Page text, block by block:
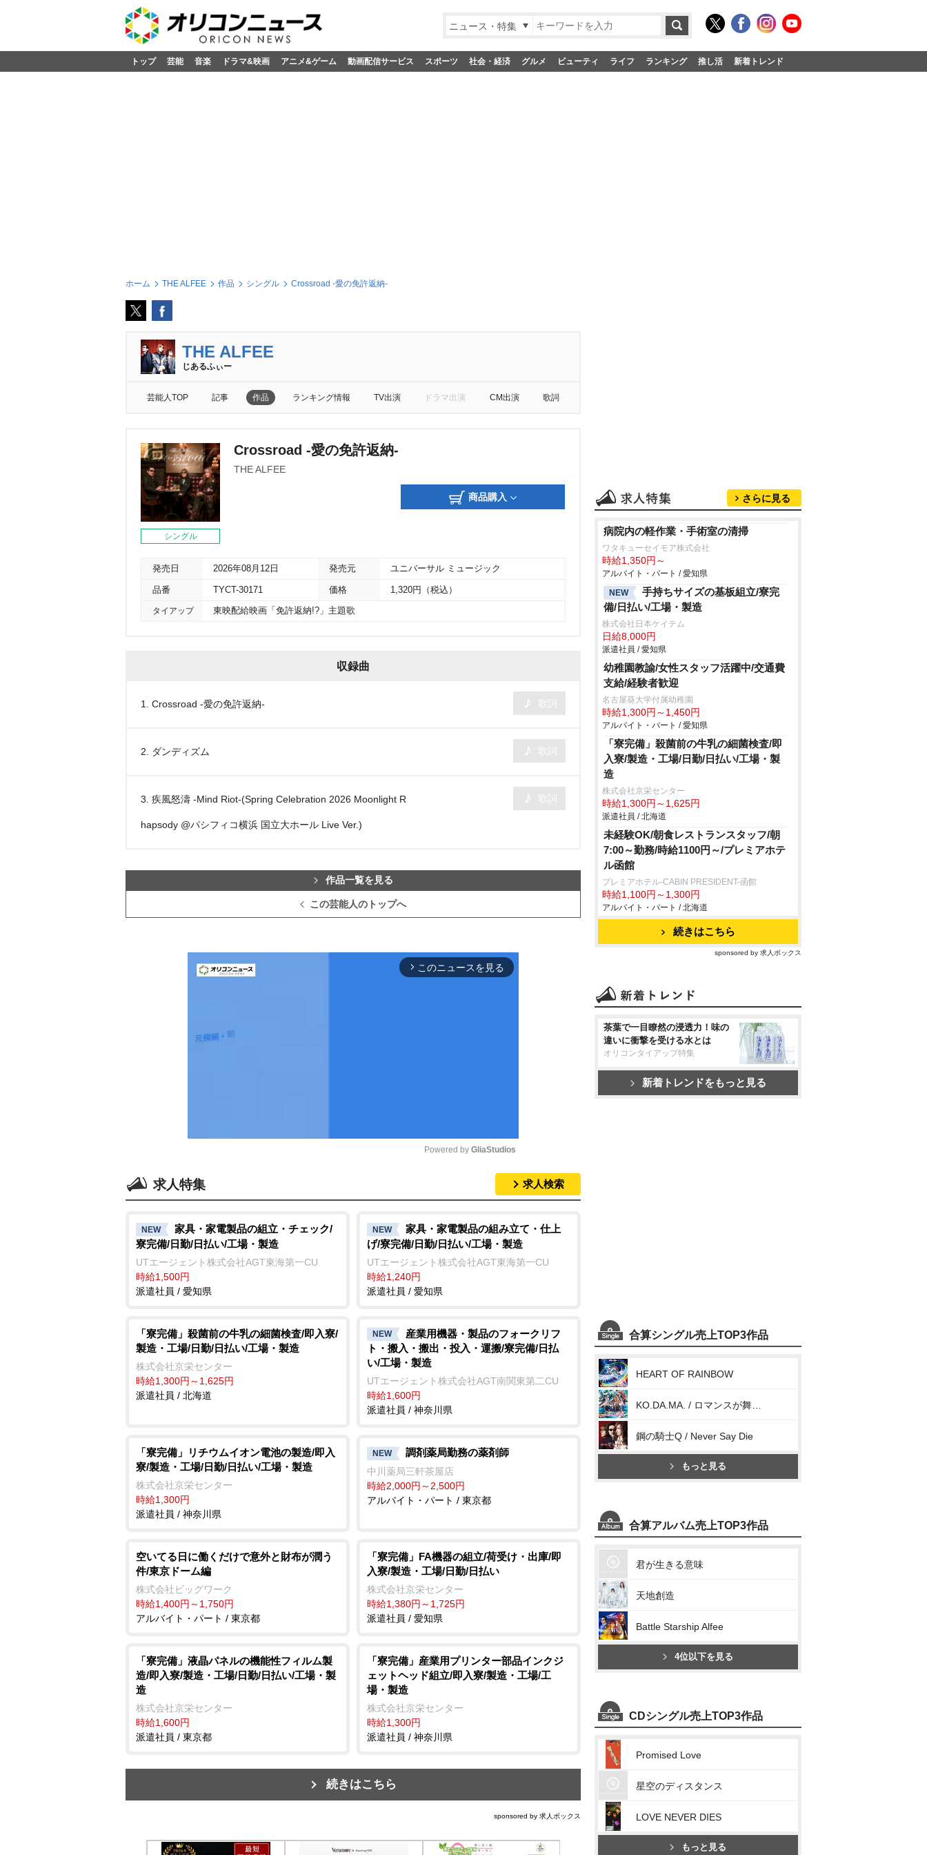
ニュース・特集
トップ 芸能 音楽 ドラマ&映画 アニメ&ゲーム 動画配信サービス スポーツ 社会・経済 グルメ ビューティ ライフ ランキング 推し活 新着トレンド
ホーム THE ALFEE 作品 シングル Crossroad -愛の免許返納-
THE ALFEE
じあるふぃー
芸能人TOP 記事 作品 ランキング情報 TV出演 ドラマ出演 CM出演 歌詞
シングル
Crossroad -愛の免許返納-
THE ALFEE
商品購入
発売日 2026年08月12日 発売元 ユニバーサル ミュージック
品番 TYCT-30171 価格 1,320円（税込）
タイアップ 東映配給映画「免許返納!?」主題歌
収録曲
1. Crossroad -愛の免許返納-
2. ダンディズム
3. 疾風怒濤 -Mind Riot-(Spring Celebration 2026 Moonlight R
hapsody @パシフィコ横浜 国立大ホール Live Ver.)
作品一覧を見る
この芸能人のトップへ
arrow_forward_ios このニュースを見る
t
e
Powered by GliaStudios
求人特集 求人検索
NEW
家具・家電製品の組立・チェック/
寮完備/日勤/日払い/工場・製造
UTエージェント株式会社AGT東海第一CU
時給1,500円
派遣社員 / 愛知県
NEW
家具・家電製品の組み立て・仕上
げ/寮完備/日勤/日払い/工場・製造
UTエージェント株式会社AGT東海第一CU
時給1,240円
派遣社員 / 愛知県
「寮完備」殺菌前の牛乳の細菌検査/即入寮/
製造・工場/日勤/日払い/工場・製造
株式会社京栄センター
時給1,300円～1,625円
派遣社員 / 北海道
NEW
産業用機器・製品のフォークリフ
ト・搬入・搬出・投入・運搬/寮完備/日払
い/工場・製造
UTエージェント株式会社AGT南関東第二CU
時給1,600円
派遣社員 / 神奈川県
「寮完備」リチウムイオン電池の製造/即入
寮/製造・工場/日勤/日払い/工場・製造
株式会社京栄センター
時給1,300円
派遣社員 / 神奈川県
NEW 調剤薬局勤務の薬剤師
中川薬局三軒茶屋店
時給2,000円～2,500円
アルバイト・パート / 東京都
空いてる日に働くだけで意外と財布が潤う
件/東京ドーム編
株式会社ビッグワーク
時給1,400円～1,750円
アルバイト・パート / 東京都
「寮完備」FA機器の組立/荷受け・出庫/即
入寮/製造・工場/日勤/日払い
株式会社京栄センター
時給1,380円～1,725円
派遣社員 / 愛知県
「寮完備」液晶パネルの機能性フィルム製
造/即入寮/製造・工場/日勤/日払い/工場・製
造
株式会社京栄センター
時給1,600円
派遣社員 / 東京都
「寮完備」産業用プリンター部品インクジ
ェットヘッド組立/即入寮/製造・工場/工
場・製造
株式会社京栄センター
時給1,300円
派遣社員 / 神奈川県
続きはこちら
sponsored by 求人ボックス
さらに見る
病院内の軽作業・手術室の清掃
ワタキューセイモア株式会社
時給1,350円～
アルバイト・パート / 愛知県
NEW
手持ちサイズの基板組立/寮完
備/日払い/工場・製造
株式会社日本ケイテム
日給8,000円
派遣社員 / 愛知県
幼稚園教諭/女性スタッフ活躍中/交通費
支給/経験者歓迎
名古屋葵大学付属幼稚園
時給1,300円～1,450円
アルバイト・パート / 愛知県
「寮完備」殺菌前の牛乳の細菌検査/即
入寮/製造・工場/日勤/日払い/工場・製
造
株式会社京栄センター
時給1,300円～1,625円
派遣社員 / 北海道
未経験OK/朝食レストランスタッフ/朝
7:00～勤務/時給1100円～/プレミアホテ
ル函館
プレミアホテル-CABIN PRESIDENT-函館
時給1,100円～1,300円
アルバイト・パート / 北海道
続きはこちら
sponsored by 求人ボックス
茶葉で一目瞭然の浸透力！味の
違いに衝撃を受ける水とは
オリコンタイアップ特集
新着トレンドをもっと見る
合算シングル売上TOP3作品
HEART OF RAINBOW
鋼の騎士Q / Never Say Die
もっと見る
合算アルバム売上TOP3作品
君が生きる意味
天地創造
Battle Starship Alfee
4位以下を見る
CDシングル売上TOP3作品
Promised Love
星空のディスタンス
LOVE NEVER DIES
もっと見る